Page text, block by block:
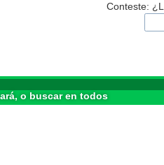
Conteste:
o buscar en todos